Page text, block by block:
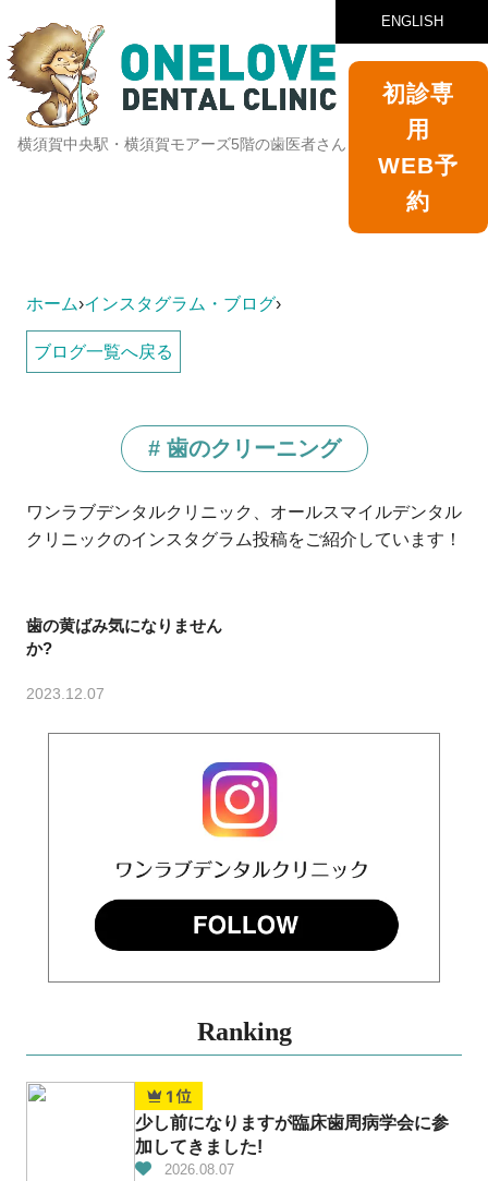
ENGLISH
横須賀中央駅・横須賀モアーズ5階の歯医者さん
初診専
用
WEB予
約
ホーム›インスタグラム・ブログ›
ブログ一覧へ戻る
# 歯のクリーニング
ワンラブデンタルクリニック、オールスマイルデンタル
クリニックのインスタグラム投稿をご紹介しています！
歯の黄ばみ気になりません
か?
2023.12.07
Ranking
少し前になりますが臨床歯周病学会に参
加してきました!
2026.08.07